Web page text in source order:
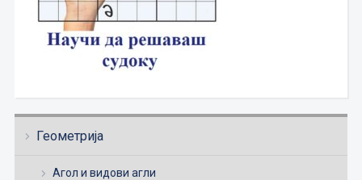
Геометрија
Агол и видови агли